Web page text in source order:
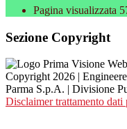
Pagina visualizzata
Sezione Copyright
Copyright 2026 |
Parma S.p.A. | Divisione
Disclaimer trattamento dati